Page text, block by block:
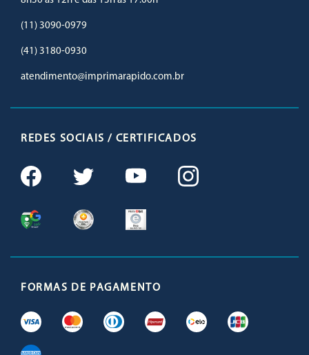
(11) 3090-0979
(41) 3180-0930
atendimento@imprimarapido.com.br
REDES SOCIAIS / CERTIFICADOS
FORMAS DE PAGAMENTO